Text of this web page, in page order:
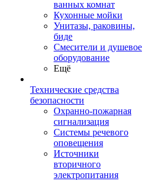
ванных комнат
Кухонные мойки
Унитазы, раковины,
биде
Смесители и душевое
оборудование
Ещё
Технические средства
безопасности
Охранно-пожарная
сигнализация
Системы речевого
оповещения
Источники
вторичного
электропитания